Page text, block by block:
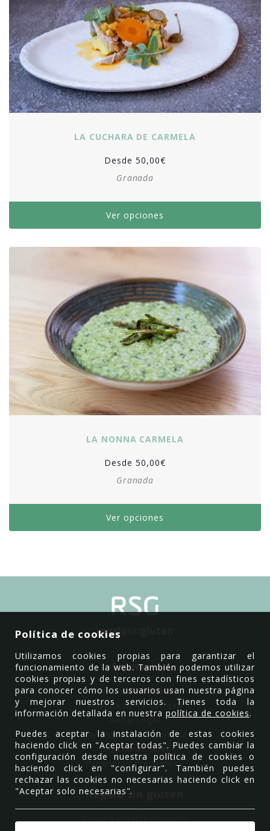
LA CUCHARA DE CARMELA
Desde 50,00€
Granada
Ver opciones
LA NONNA CARMELA
Desde 50,00€
Granada
Ver opciones
Información
Política de Cookies
Política de Privacidad
Aviso Legal
Condiciones de compra
Baja newsletter
Preguntas Frecuentes
Regala sin gluten
Cuenta establecimiento
Política de cookies
Utilizamos cookies propias para garantizar el
funcionamiento de la web. También podemos utilizar
cookies propias y de terceros con fines estadísticos
para conocer cómo los usuarios usan nuestra página
y mejorar nuestros servicios. Tienes toda la
información detallada en nuestrapolítica de cookies.
Puedes aceptar la instalación de estas cookies
haciendo click en "Aceptar todas". Puedes cambiar la
configuración desde nuestra política de cookies o
haciendo click en "configurar". También puedes
rechazar las cookies no necesarias haciendo click en
"Aceptar solo necesarias".